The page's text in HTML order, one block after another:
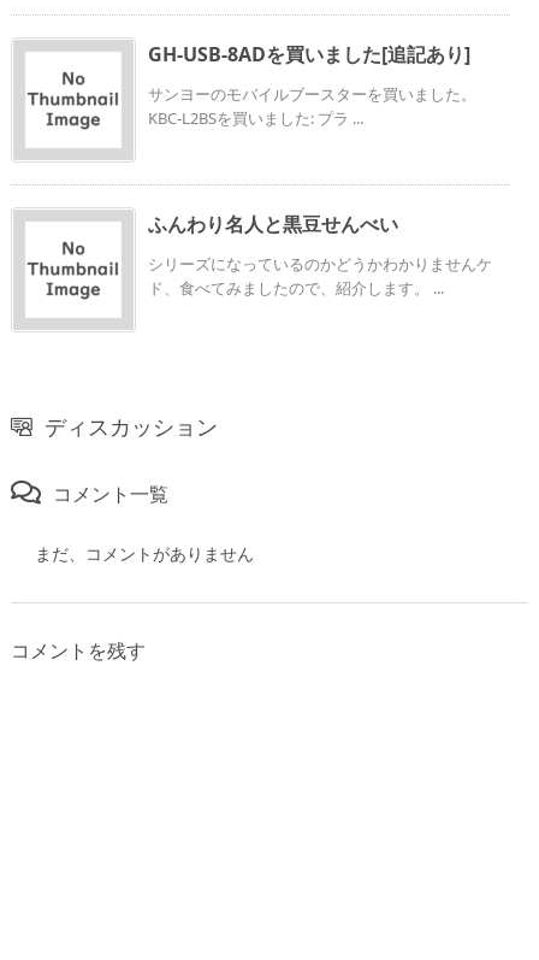
GH-USB-8ADを買いました[追記あり]
サンヨーのモバイルブースターを買いました。
KBC-L2BSを買いました: プラ ...
ふんわり名人と黒豆せんべい
シリーズになっているのかどうかわかりませんケ
ド、食べてみましたので、紹介します。 ...
ディスカッション
コメント一覧
まだ、コメントがありません
コメントを残す